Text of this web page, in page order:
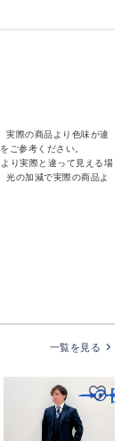
実際の商品より色味が違
ご参考ください。
り実際と違って見える場
光の加減で実際の商品よ
一覧を見る